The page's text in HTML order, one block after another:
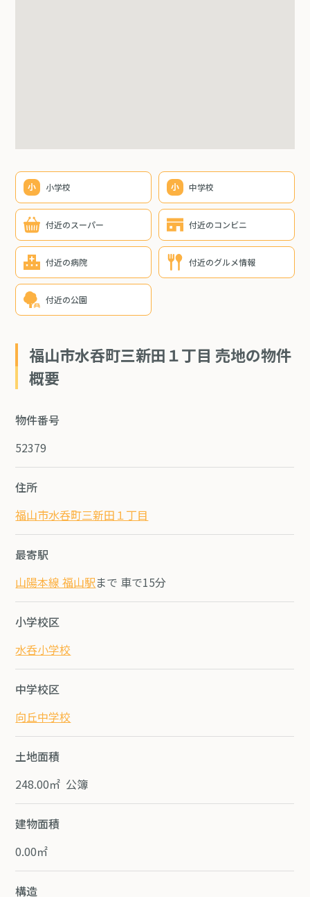
小学校 中学校
付近のスーパー 付近のコンビニ
付近の病院 付近のグルメ情報
付近の公園
福山市水呑町三新田１丁目 売地の物件
概要
物件番号
52379
住所
福山市水呑町三新田１丁目
最寄駅
山陽本線 福山駅まで 車で15分
小学校区
水呑小学校
中学校区
向丘中学校
土地面積
248.00㎡ 公簿
建物面積
0.00㎡
構造